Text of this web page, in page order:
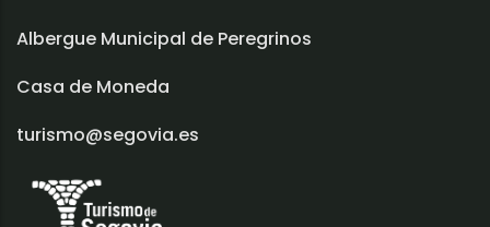
Albergue Municipal de Peregrinos
Casa de Moneda
turismo@segovia.es